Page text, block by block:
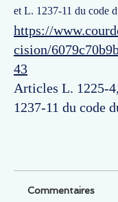
et L. 1237-11 du code
https://
cision/
43
Articles L. 1225-
1237-11 du code
Commentaires